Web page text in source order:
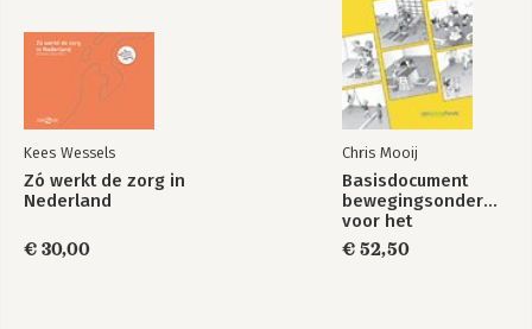
Kees Wessels
Zó werkt de zorg in
Nederland
€ 30,00
Chris Mooij
Basisdocument
bewegingsonderwijs
voor het
basisonderwijs
€ 52,50